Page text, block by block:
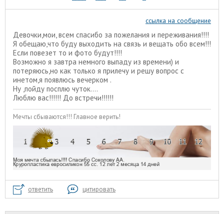
ссылка на сообщение
Девочки,мои, всем спасибо за пожелания и переживания!!!!
Я обещаю,что буду выходить на связь и вещать обо всем!!!
Если повезет то и фото будут!!!!
Возможно я завтра немного выпаду из времени) и
потеряюсь,но как только я прилечу и решу вопрос с
инетом,я появлюсь вечерком .
Ну ,пойду посплю чуток....
Люблю вас!!!!!! До встречи!!!!!!
Мечты сбываются!!! Главное верить!
ответить цитировать